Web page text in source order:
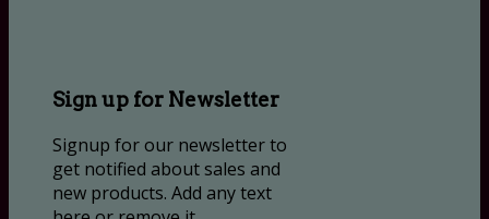
Sign up for Newsletter
Signup for our newsletter to
get notified about sales and
new products. Add any text